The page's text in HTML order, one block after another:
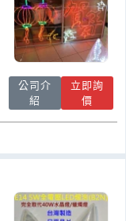
公司介
紹
立即詢
價